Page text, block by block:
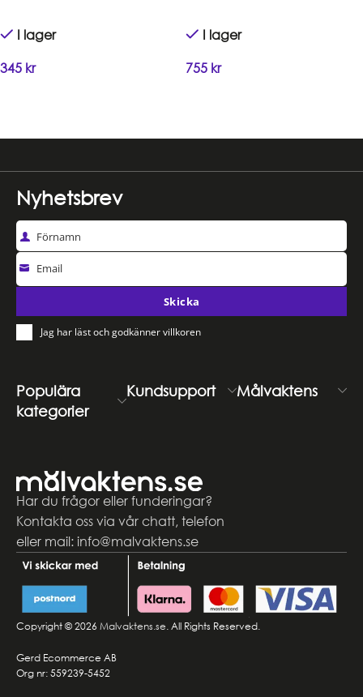
I lager
345 kr
I lager
755 kr
Har du frågor eller funderingar?
Kontakta oss via vår chatt, telefon
eller mail: info@malvaktens.se
Copyright © 2026 Malvaktens.se. All Rights Reserved.
Gerd Ecommerce AB
Org nr: 559239-5452
Populära
kategorier
Kundsupport Målvaktens
Nyhetsbrev
Förnamn
Email
Skicka
Jag har läst och godkänner villkoren